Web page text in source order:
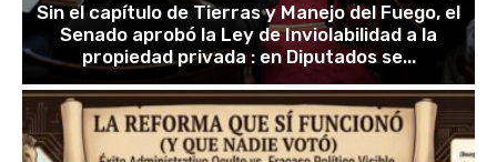
Sin el capítulo de Tierras y Manejo del Fuego, el
Senado aprobó la Ley de Inviolabilidad a la
propiedad privada : en Diputados se...